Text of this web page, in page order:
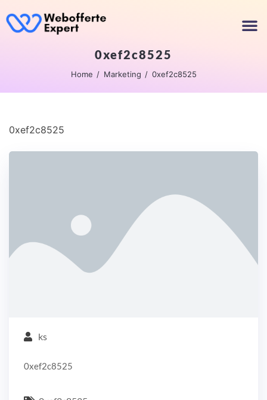
0xef2c8525
Home Marketing 0xef2c8525
0xef2c8525
ks
0xef2c8525